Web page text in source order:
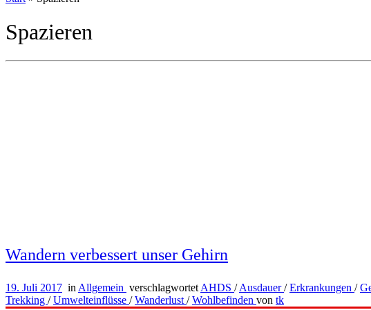
Spazieren
Wandern verbessert unser Gehirn
19. Juli 2017 in Allgemein verschlagwortet AHDS /Ausdauer/Erkrankungen /
Trekking /Umwelteinflüsse /Wanderlust /Wohlbefinden von tk